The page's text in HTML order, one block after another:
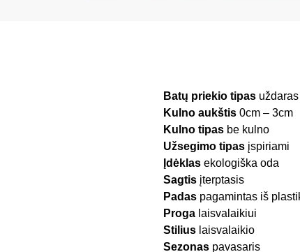
Batų priekio tipasuždaras
Kulno aukštis0cm – 3cm
Kulno tipasbe kulno
Užsegimo tipasįspiriami
Įdėklasekologiška oda
Sagtisįterptasis
Padaspagamintas iš
Progalaisvalaikiui
Stiliuslaisvalaikio
Sezonaspavasaris